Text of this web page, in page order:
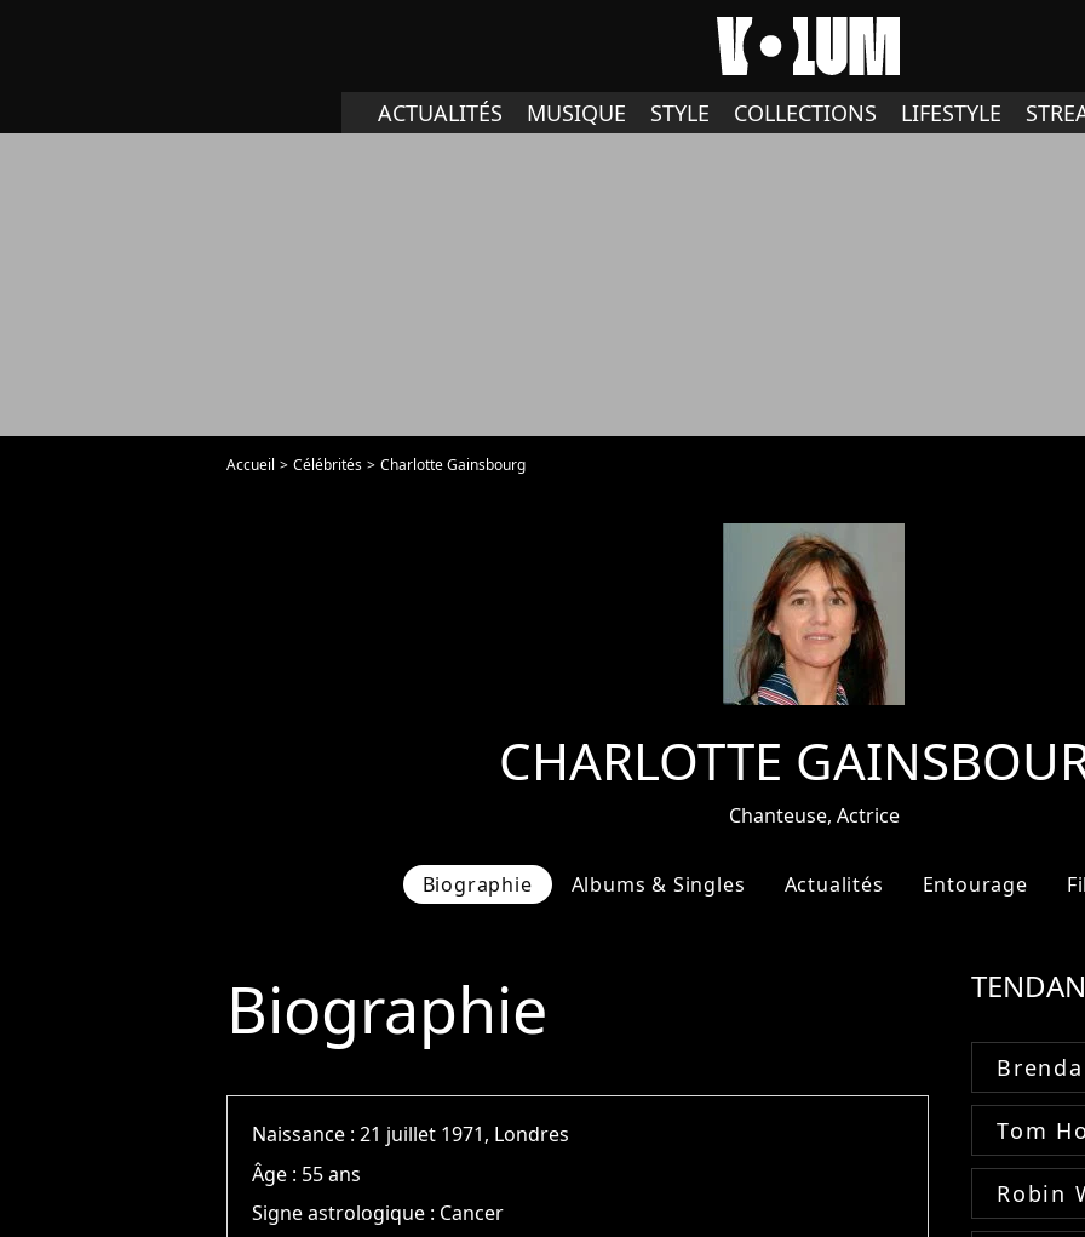
ACTUALITÉS MUSIQUE STYLE COLLECTIONS LIFESTYLE
Accueil Célébrités Charlotte Gainsbourg
CHARLOTTE
Chanteuse, Actrice
Biographie Albums & Singles Actualités Entourage
Biographie
Naissance :21 juillet 1971, Londres
Âge : 55 ans
Signe astrologique : Cancer
Tom
Robin